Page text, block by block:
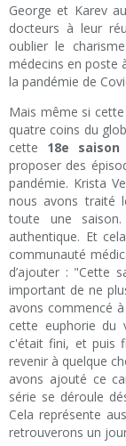
George et Karev
docteurs à leur
oublier le
médecins en poste
la pandémie de
Mais même si
quatre coins du
cette 18e saison
proposer des
pandémie. Krista
nous avons traité
toute une
authentique. Et
communauté
d’ajouter : "Cette
important de ne
avons commencé
cette euphorie du
c'était fini, et puis
revenir à quelque
avons ajouté ce
série se déroule
Cela représente
retrouverons un